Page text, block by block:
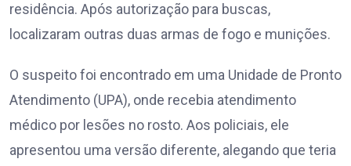
residência. Após autorização para buscas,
localizaram outras duas armas de fogo e munições.
O suspeito foi encontrado em uma Unidade de Pronto
Atendimento (UPA), onde recebia atendimento
médico por lesões no rosto. Aos policiais, ele
apresentou uma versão diferente, alegando que teria